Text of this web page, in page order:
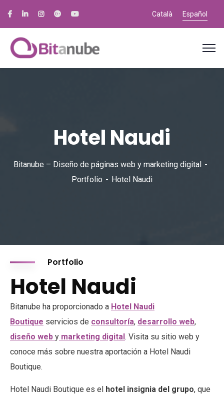
Català Español
Hotel Naudi
Bitanube – Diseño de páginas web y marketing digital
Portfolio
Hotel Naudi
Portfolio
Hotel Naudi
Bitanube ha proporcionado a Hotel Naudi
Boutique servicios de consultoría, desarrollo web,
diseño web y marketing digital . Visita su sitio web y
conoce más sobre nuestra aportación a Hotel Naudi
Boutique.
Hotel Naudi Boutique es el hotel insignia del grupo, que